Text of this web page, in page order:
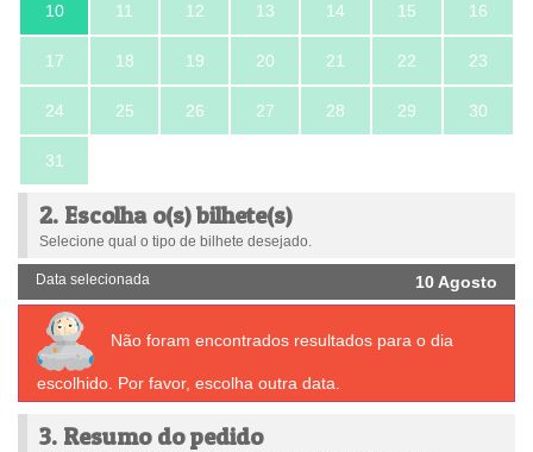
10 11 12 13 14 15 16
17 18 19 20 21 22 23
24 25 26 27 28 29 30
31
2. Escolha o(s) bilhete(s)
Selecione qual o tipo de bilhete desejado.
Data selecionada 10 Agosto
Não foram encontrados resultados para o dia
escolhido. Por favor, escolha outra data.
3. Resumo do pedido